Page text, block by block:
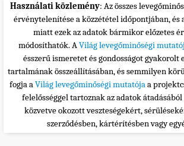
Használati közlemény: Az összes
érvénytelenítése a közzététel időpontjában, és
miatt ezek az adatok bármikor előzetes
módosíthatók. AVilág levegőminőségi
ésszerű ismeretet és gondosságot gyakorolt
tartalmának összeállításában, és semmilyen
fogja aVilág levegőminőségi mutatójaa
felelősséggel tartoznak az adatok
közvetve okozott veszteségekért,
szerződésben, kártérítésben vagy